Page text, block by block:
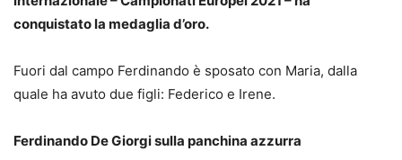
conquistato la medaglia d’oro.
Fuori dal campo Ferdinando è sposato con Maria, dalla
quale ha avuto due figli: Federico e Irene.
Ferdinando De Giorgi sulla panchina azzurra